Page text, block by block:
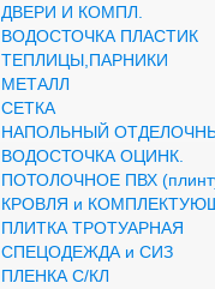
ДВЕРИ И КОМПЛ.
ВОДОСТОЧКА ПЛАСТИК
ТЕПЛИЦЫ,ПАРНИКИ
МЕТАЛЛ
СЕТКА
НАПОЛЬНЫЙ
ВОДОСТОЧКА ОЦИНК.
ПОТОЛОЧНОЕ ПВХ
КРОВЛЯ и
ПЛИТКА ТРОТУАРНАЯ
СПЕЦОДЕЖДА и СИЗ
ПЛЕНКА С/КЛ